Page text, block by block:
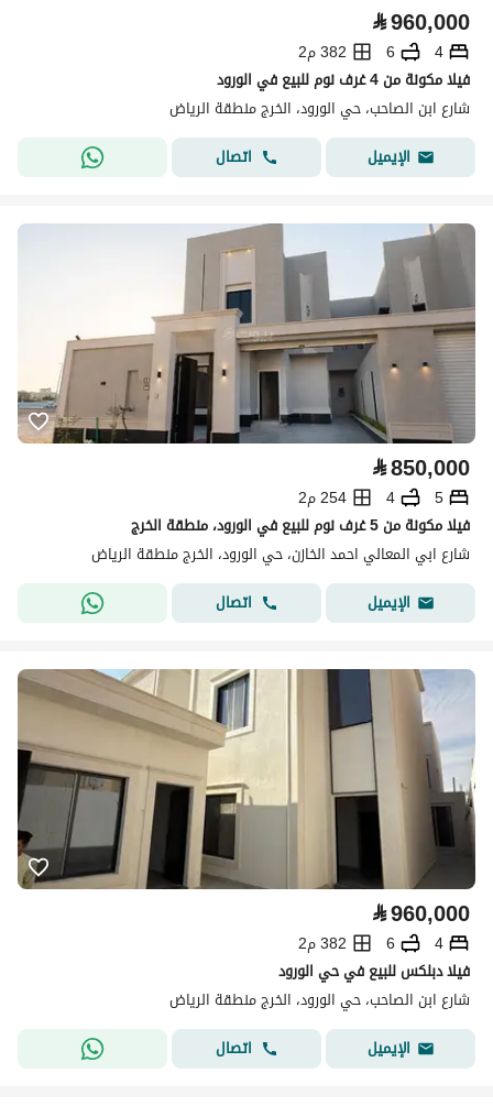
⃁960,000
4
6
382 م2
فيلا مكونة من 4 غرف نوم للبيع في الورود
شارع ابن الصاحب، حي الورود، الخرج منطقة الرياض
الإيميل
اتصال
⃁850,000
5
4
254 م2
فيلا مكونة من 5 غرف نوم للبيع في الورود، منطقة الخرج
شارع ابي المعالي احمد الخازن، حي الورود، الخرج منطقة الرياض
الإيميل
اتصال
⃁960,000
4
6
382 م2
فيلا دبلكس للبيع في حي الورود
شارع ابن الصاحب، حي الورود، الخرج منطقة الرياض
الإيميل
اتصال